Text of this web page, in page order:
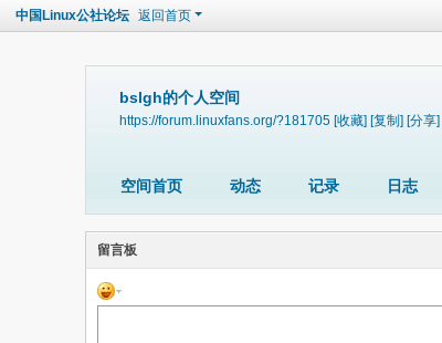
中国Linux公社论坛 返回首页
bslgh的个人空间
https://forum.linuxfans.org/?181705 [收藏] [复制] [分享]
空间首页 动态 记录 日志
留言板